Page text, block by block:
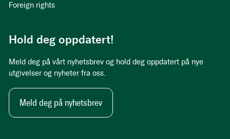
Foreign rights
Hold deg oppdatert!
Meld deg på vårt nyhetsbrev og hold deg oppdatert på nye
utgivelser og nyheter fra oss.
Meld deg på nyhetsbrev